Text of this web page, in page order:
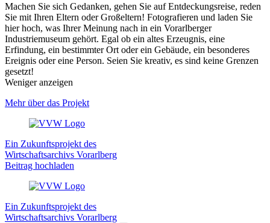
Machen Sie sich Gedanken, gehen Sie auf Entdeckungsreise, reden
Sie mit Ihren Eltern oder Großeltern! Fotografieren und laden Sie
hier hoch, was Ihrer Meinung nach in ein Vorarlberger
Industriemuseum gehört. Egal ob ein altes Erzeugnis, eine
Erfindung, ein bestimmter Ort oder ein Gebäude, ein besonderes
Ereignis oder eine Person. Seien Sie kreativ, es sind keine Grenzen
gesetzt!
Weniger anzeigen
Mehr über das Projekt
Ein Zukunftsprojekt des
Wirtschaftsarchivs Vorarlberg
Beitrag hochladen
Ein Zukunftsprojekt des
Wirtschaftsarchivs Vorarlberg